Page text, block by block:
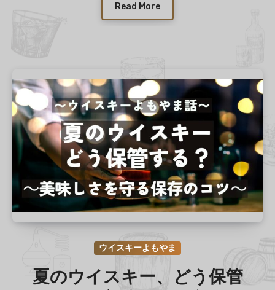
Read More
ウイスキーよもやま
夏のウイスキー、どう保管